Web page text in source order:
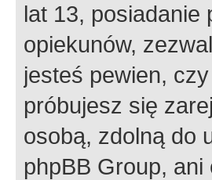
lat 13, posiadanie
opiekunów,
jesteś pewien,
próbujesz się
osobą, zdolną do
phpBB Group,